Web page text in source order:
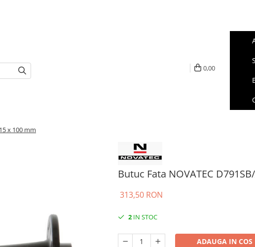
0,00
x 100 mm
Butuc Fata NOVATEC
313,50 RON
2 IN STOC
ADAUGA IN COS